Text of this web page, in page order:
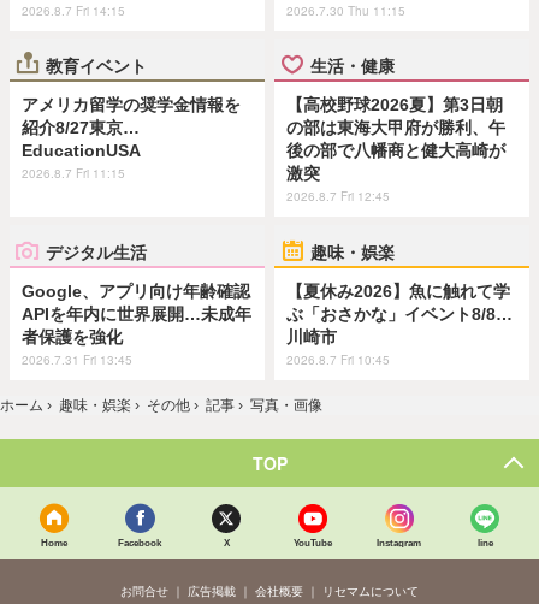
2026.8.7 Fri 14:15 2026.7.30 Thu 11:15
教育イベント
アメリカ留学の奨学金情報を
紹介8/27東京…
EducationUSA
2026.8.7 Fri 11:15
生活・健康
【高校野球2026夏】第3日朝
の部は東海大甲府が勝利、午
後の部で八幡商と健大高崎が
激突
2026.8.7 Fri 12:45
デジタル生活
Google、アプリ向け年齢確認
APIを年内に世界展開…未成年
者保護を強化
2026.7.31 Fri 13:45
趣味・娯楽
【夏休み2026】魚に触れて学
ぶ「おさかな」イベント8/8…
川崎市
2026.8.7 Fri 10:45
ホーム › 趣味・娯楽 › その他 › 記事 › 写真・画像
TOP
Home Facebook X YouTube Instagram line
お問合せ 広告掲載 会社概要
リセマムについて